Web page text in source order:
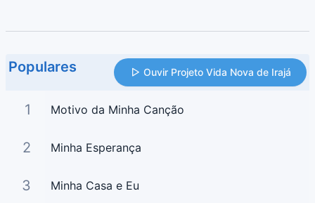
Populares Ouvir Projeto Vida Nova de Irajá
1 Motivo da Minha Canção
2 Minha Esperança
3 Minha Casa e Eu